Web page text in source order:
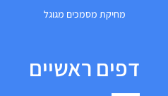
מחיקת מסמכים מגוגל
דפים ראשיים